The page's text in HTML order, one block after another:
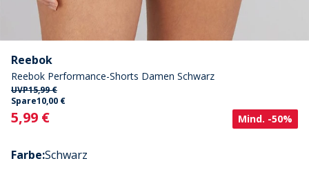
Reebok
Reebok Performance-Shorts Damen Schwarz
UVP15,99 €
Spare10,00 €
Current
5,99 € Mind. -50%
Farbe:Schwarz